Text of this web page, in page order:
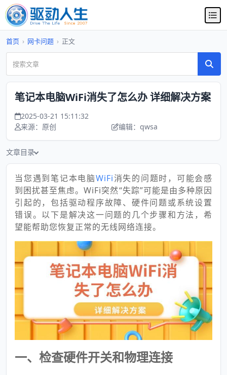
首页 › 网卡问题 › 正文
笔记本电脑WiFi消失了怎么办 详细解决方案
2025-03-21 15:11:32
来源：原创
编辑：qwsa
文章目录
当您遇到笔记本电脑WiFi消失的问题时，可能会感
到困扰甚至焦虑。WiFi突然“失踪”可能是由多种原因
引起的，包括驱动程序故障、硬件问题或系统设置
错误。以下是解决这一问题的几个步骤和方法，希
望能帮助您恢复正常的无线网络连接。
一、检查硬件开关和物理连接